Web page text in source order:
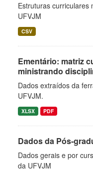
Estruturas curriculares
UFVJM
CSV
Ementário: matriz
ministrando
Dados extraídos da
UFVJM.
XLSX PDF
Dados da Pós-
Dados gerais e por
da UFVJM